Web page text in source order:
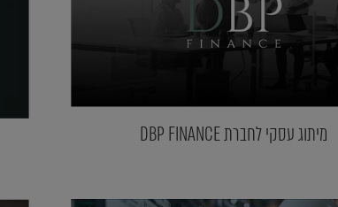
מיתוג עסקי לחברת DBP FINANCE